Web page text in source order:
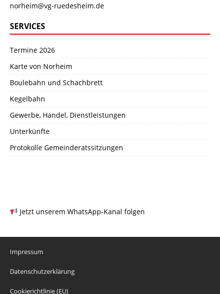
norheim@vg-ruedesheim.de
SERVICES
Termine 2026
Karte von Norheim
Boulebahn und Schachbrett
Kegelbahn
Gewerbe, Handel, Dienstleistungen
Unterkünfte
Protokolle Gemeinderatssitzungen
Jetzt unserem WhatsApp-Kanal folgen
Impressum
Datenschutzerklärung
Cookierichtlinie (EU)